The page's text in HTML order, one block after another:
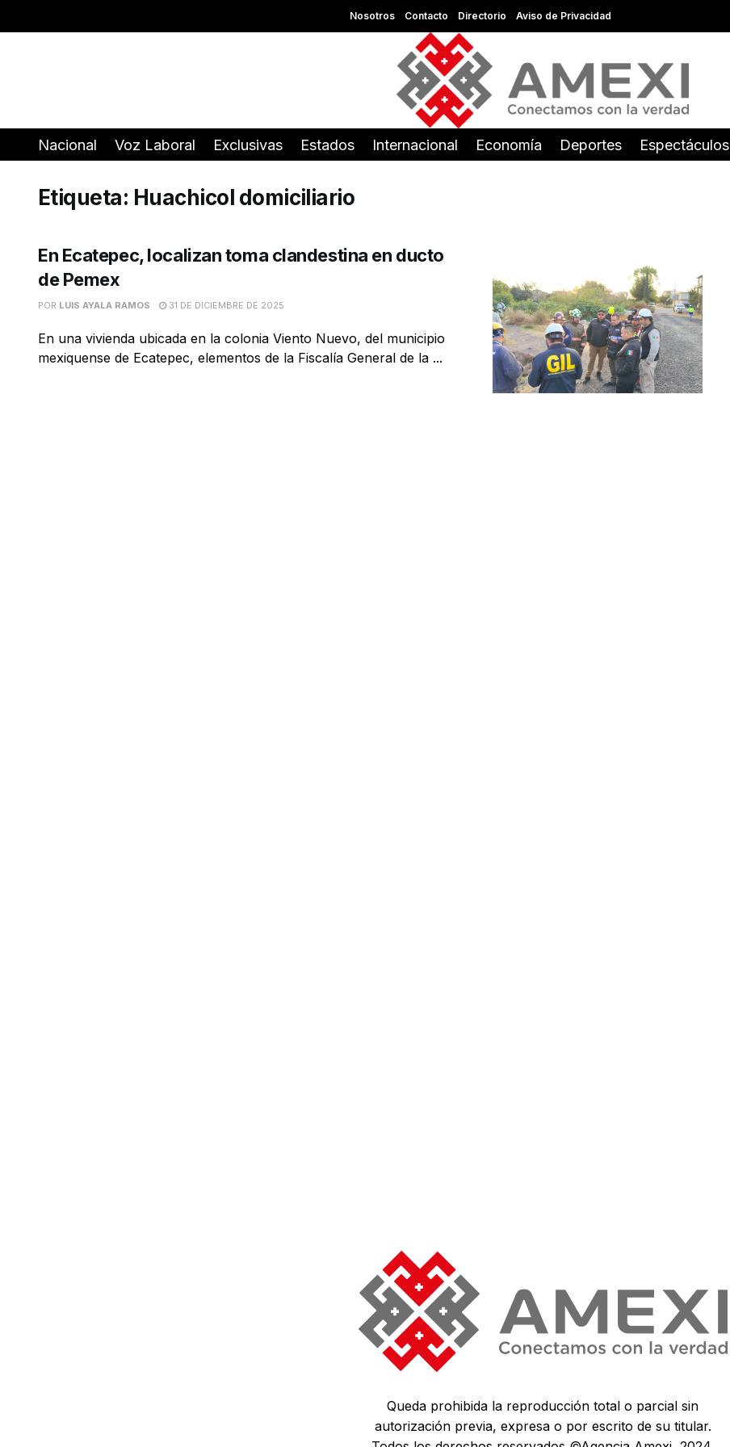
Nosotros Contacto Directorio Aviso de Privacidad
Nacional Voz Laboral Exclusivas Estados Internacional Economía Deportes Espectáculos
Etiqueta: Huachicol domiciliario
En Ecatepec, localizan toma clandestina en ducto
de Pemex
POR LUIS AYALA RAMOS 31 DE DICIEMBRE DE 2025
En una vivienda ubicada en la colonia Viento Nuevo, del municipio
mexiquense de Ecatepec, elementos de la Fiscalía General de la ...
Queda prohibida la reproducción total o parcial sin
autorización previa, expresa o por escrito de su titular.